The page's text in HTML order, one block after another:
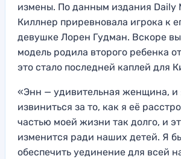
измены. По данным издания Daily
Киллнер приревновала игрока к
девушке Лорен Гудман. Вскоре
модель родила второго ребенка
это стало последней каплей для
«Энн — удивительная женщина, и
извиниться за то, как я её
частью моей жизни так долго, и
изменится ради наших детей. Я
обеспечить уединение для всей